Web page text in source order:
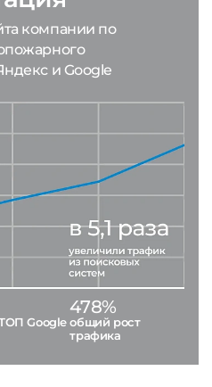
компании по
и Google
Google
478%
общий рост
трафика